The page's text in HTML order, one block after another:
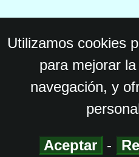
Utilizamos cookies
para mejorar
navegación, y
Aceptar -